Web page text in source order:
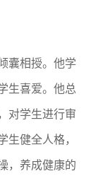
囊相授。他学
生喜爱。他总
对学生进行审
生健全人格，
，养成健康的